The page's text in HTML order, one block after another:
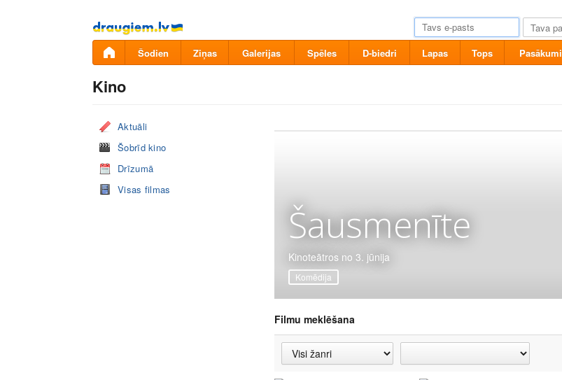
Pāriet
uz
saturu
Šodien Ziņas Galerijas Spēles D-biedri Lapas Tops Pasākumi
Kino
Aktuāli
Šobrīd kino
Drīzumā
Visas filmas
Šausmenīte
Kinoteātros no 3. jūnija
Komēdija
Filmu meklēšana